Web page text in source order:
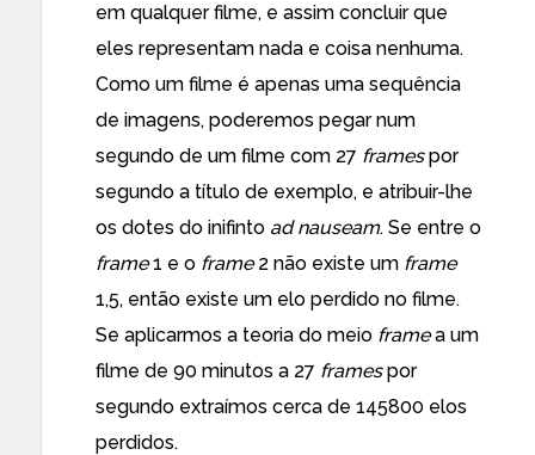
em qualquer filme, e assim concluir que
eles representam nada e coisa nenhuma.
Como um filme é apenas uma sequência
de imagens, poderemos pegar num
segundo de um filme com 27 framespor
segundo a título de exemplo, e atribuir-lhe
os dotes do inifinto ad nauseam. Se entre o
frame1 e o frame2 não existe um frame
1,5, então existe um elo perdido no filme.
Se aplicarmos a teoria do meio framea um
filme de 90 minutos a 27 framespor
segundo extraímos cerca de 145800 elos
perdidos.